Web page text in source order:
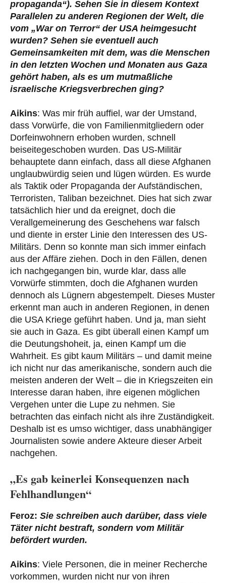
propaganda“). Sehen Sie in diesem Kontext
Parallelen zu anderen Regionen der Welt, die
vom „War on Terror“ der USA heimgesucht
wurden? Sehen sie eventuell auch
Gemeinsamkeiten mit dem, was die Menschen
in den letzten Wochen und Monaten aus Gaza
gehört haben, als es um mutmaßliche
israelische Kriegsverbrechen ging?
Aikins: Was mir früh auffiel, war der Umstand,
dass Vorwürfe, die von Familienmitgliedern oder
Dorfeinwohnern erhoben wurden, schnell
beiseitegeschoben wurden. Das US-Militär
behauptete dann einfach, dass all diese Afghanen
unglaubwürdig seien und lügen würden. Es wurde
als Taktik oder Propaganda der Aufständischen,
Terroristen, Taliban bezeichnet. Dies hat sich zwar
tatsächlich hier und da ereignet, doch die
Verallgemeinerung des Geschehens war falsch
und diente in erster Linie den Interessen des US-
Militärs. Denn so konnte man sich immer einfach
aus der Affäre ziehen. Doch in den Fällen, denen
ich nachgegangen bin, wurde klar, dass alle
Vorwürfe stimmten, doch die Afghanen wurden
dennoch als Lügnern abgestempelt. Dieses Muster
erkennt man auch in anderen Regionen, in denen
die USA Kriege geführt haben. Und ja, man sieht
sie auch in Gaza. Es gibt überall einen Kampf um
die Deutungshoheit, ja, einen Kampf um die
Wahrheit. Es gibt kaum Militärs – und damit meine
ich nicht nur das amerikanische, sondern auch die
meisten anderen der Welt – die in Kriegszeiten ein
Interesse daran haben, ihre eigenen möglichen
Vergehen unter die Lupe zu nehmen. Sie
betrachten das einfach nicht als ihre Zuständigkeit.
Deshalb ist es umso wichtiger, dass unabhängiger
Journalisten sowie andere Akteure dieser Arbeit
nachgehen.
„Es gab keinerlei Konsequenzen nach
Fehlhandlungen“
Feroz: Sie schreiben auch darüber, dass viele
Täter nicht bestraft, sondern vom Militär
befördert wurden.
Aikins: Viele Personen, die in meiner Recherche
vorkommen, wurden nicht nur von ihren